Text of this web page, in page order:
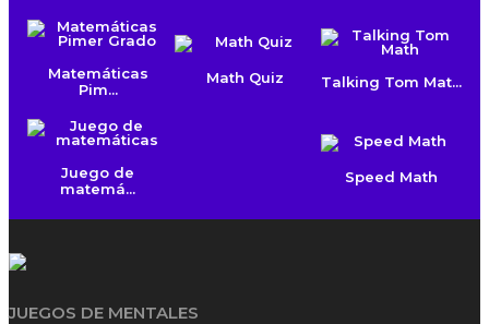
Matemáticas
Pim...
Math Quiz Talking Tom Mat...
Juego de
matemá...
Speed Math
JUEGOS DE MENTALES